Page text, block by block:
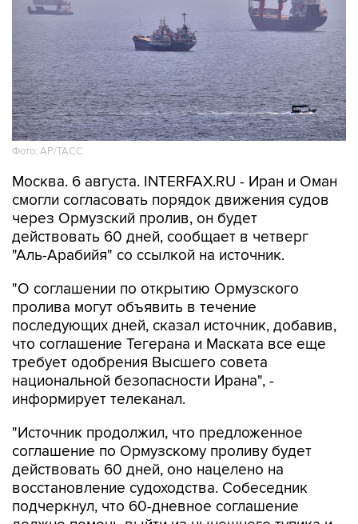
Фото: AP/ТАСС
Москва. 6 августа. INTERFAX.RU - Иран и Оман
смогли согласовать порядок движения судов
через Ормузский пролив, он будет
действовать 60 дней, сообщает в четверг
"Аль-Арабийя" со ссылкой на источник.
"О соглашении по открытию Ормузского
пролива могут объявить в течение
последующих дней, сказал источник, добавив,
что соглашение Тегерана и Маската все еще
требует одобрения Высшего совета
национальной безопасности Ирана", -
информирует телеканал.
"Источник продолжил, что предложенное
соглашение по Ормузскому проливу будет
действовать 60 дней, оно нацелено на
восстановление судоходства. Собеседник
подчеркнул, что 60-дневное соглашение